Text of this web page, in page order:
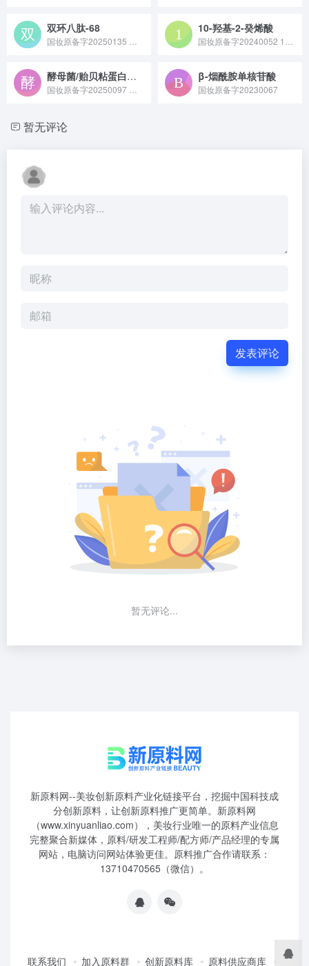
双环八肽-68 10-羟基-2-癸烯酸
酵母菌/贻贝粘蛋白发酵溶胞产物滤液 β-烟酰胺单核苷酸
国妆原备字20230067
暂无评论
发表评论
暂无评论...
新原料网--美妆创新原料产业化链接平台，挖掘中国科技成
分创新原料，让创新原料推广更简单。新原料网
（www.xinyuanliao.com），美妆行业唯一的原料产业信息
完整聚合新媒体，原料/研发工程师/配方师/产品经理的专属
网站，电脑访问网站体验更佳。原料推广合作请联系：
13710470565（微信）。
联系我们 加入原料群 创新原料库 原料供应商库